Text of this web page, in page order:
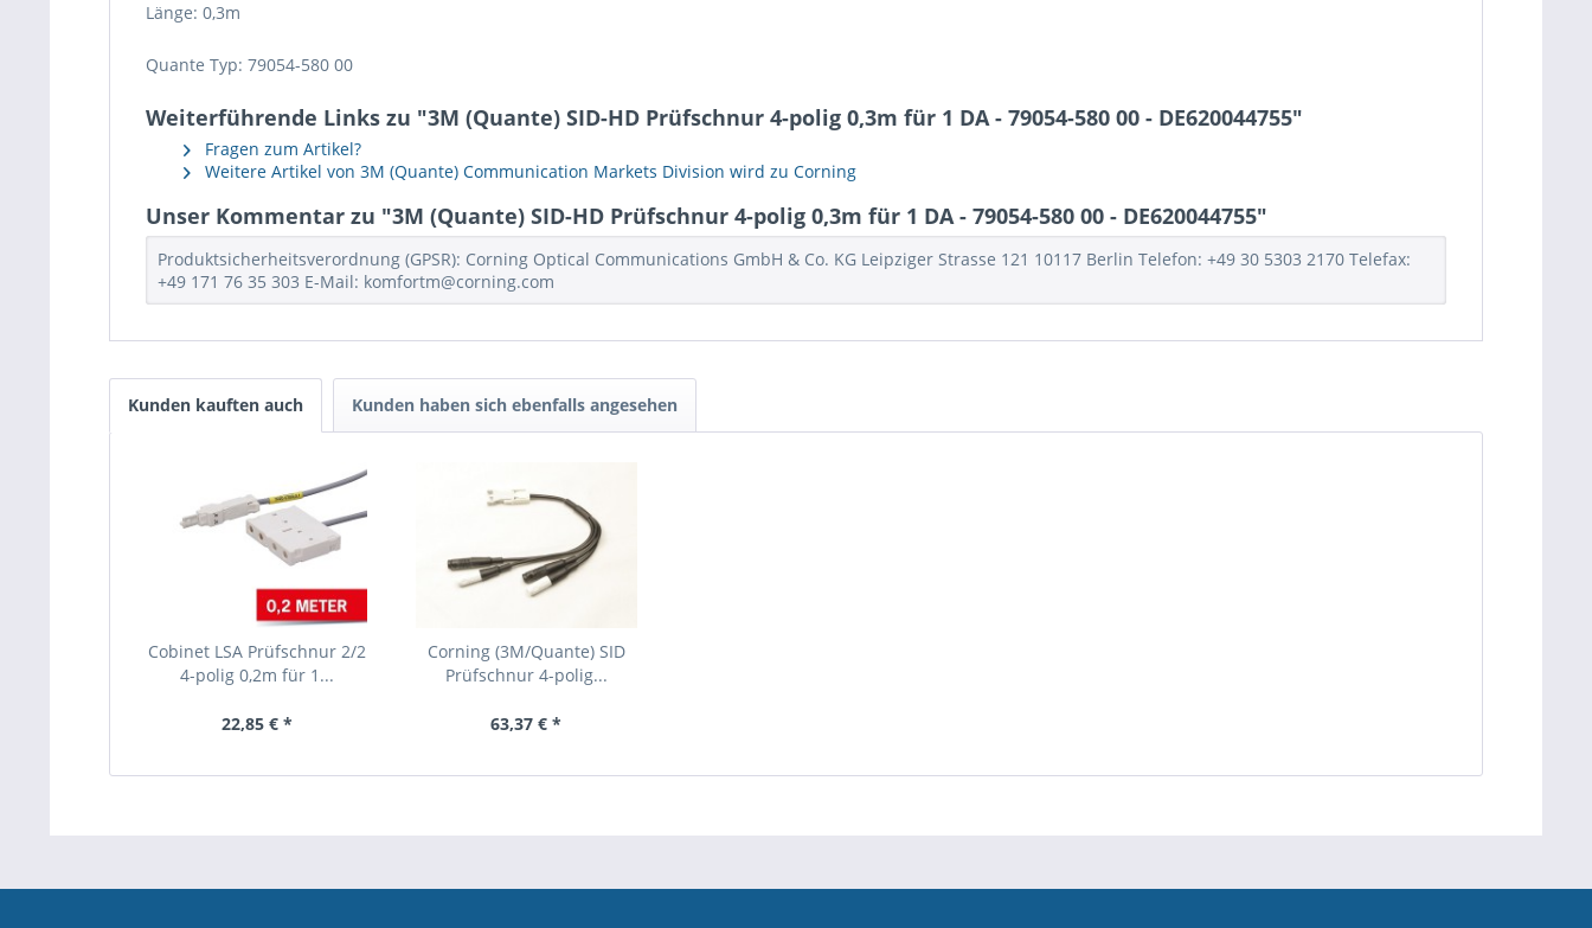
Länge: 0,3m
Quante Typ: 79054-580 00
Weiterführende Links zu "3M (Quante) SID-HD Prüfschnur 4-polig 0,3m für 1 DA - 79054-580 00 - DE620044755"
Fragen zum Artikel?
Weitere Artikel von 3M (Quante) Communication Markets Division wird zu Corning
Unser Kommentar zu "3M (Quante) SID-HD Prüfschnur 4-polig 0,3m für 1 DA - 79054-580 00 - DE620044755"
Produktsicherheitsverordnung (GPSR): Corning Optical Communications GmbH & Co. KG Leipziger Strasse 121 10117 Berlin Telefon: +49 30 5303 2170 Telefax:
+49 171 76 35 303 E-Mail: komfortm@corning.com
Kunden kauften auch Kunden haben sich ebenfalls angesehen
Cobinet LSA Prüfschnur 2/2
4-polig 0,2m für 1...
22,85 € *
Corning (3M/Quante) SID
Prüfschnur 4-polig...
63,37 € *